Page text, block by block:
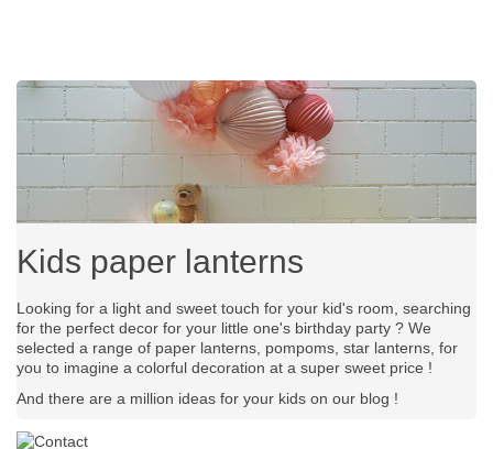
Kids paper lanterns
Looking for a light and sweet touch for your kid's room, searching
for the perfect decor for your little one's birthday party ? We
selected a range of paper lanterns, pompoms, star lanterns, for
you to imagine a colorful decoration at a super sweet price !
And there are a million ideas for your kids on our blog !